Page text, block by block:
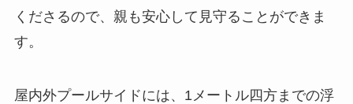
くださるので、親も安心して見守ることができま
す。
屋内外プールサイドには、1メートル四方までの浮